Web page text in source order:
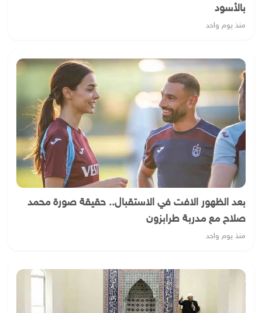
بالأسود
منذ يوم واحد
بعد الظهور الافت في الاستقبال.. حقيقة صورة محمد
صلاح مع مدربة طرابزون
منذ يوم واحد